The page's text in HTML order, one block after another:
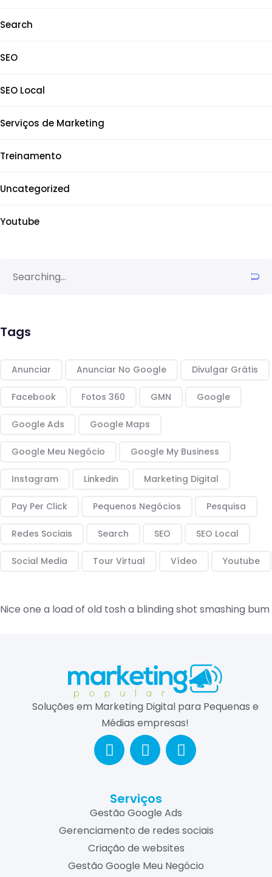
Search
SEO
SEO Local
Serviços de Marketing
Treinamento
Uncategorized
Youtube
Tags
Anunciar Anunciar No Google Divulgar Grátis
Facebook Fotos 360 GMN Google
Google Ads Google Maps
Google Meu Negócio Google My Business
Instagram Linkedin Marketing Digital
Pay Per Click Pequenos Negócios Pesquisa
Redes Sociais Search SEO SEO Local
Social Media Tour Virtual Vídeo Youtube
Nice one a load of old tosh a blinding shot smashing bum
Soluções em Marketing Digital para Pequenas e
Médias empresas!
Serviços
Gestão Google Ads
Gerenciamento de redes sociais
Criação de websites
Gestão Google Meu Negócio